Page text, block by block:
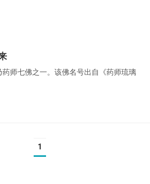
师七佛之一。该佛名号出自《药师琉璃
1